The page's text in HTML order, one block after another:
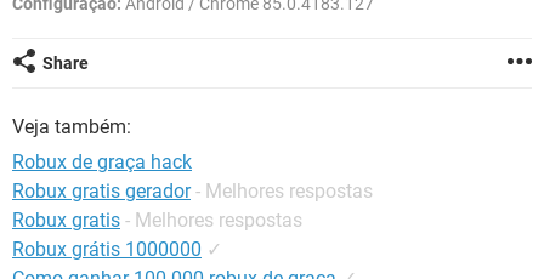
Share
Veja também:
Robux de graça hack
Robux gratis gerador - Melhores respostas
Robux gratis - Melhores respostas
Robux grátis 1000000 ✓